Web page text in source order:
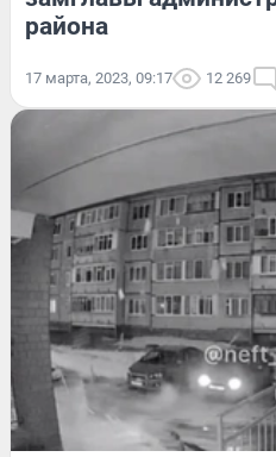
района
17 марта, 2023, 09:17 12 269